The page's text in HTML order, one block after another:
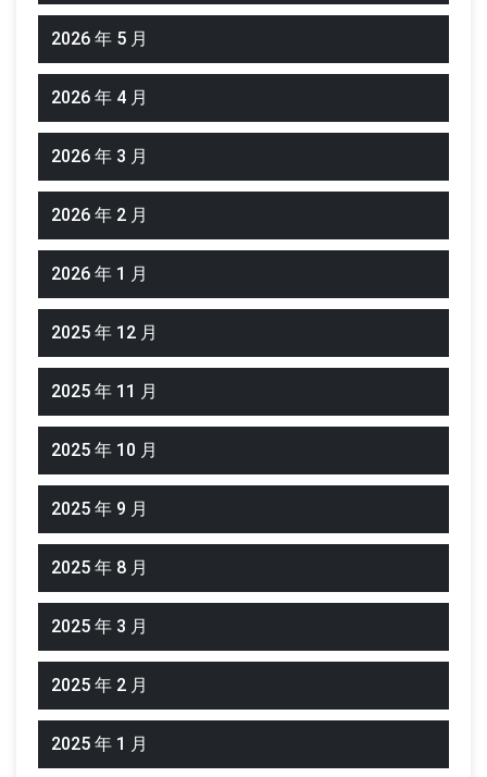
2026 年 5 月
2026 年 4 月
2026 年 3 月
2026 年 2 月
2026 年 1 月
2025 年 12 月
2025 年 11 月
2025 年 10 月
2025 年 9 月
2025 年 8 月
2025 年 3 月
2025 年 2 月
2025 年 1 月